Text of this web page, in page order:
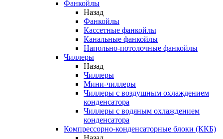
Фанкойлы
Назад
Фанкойлы
Кассетные фанкойлы
Канальные фанкойлы
Напольно-потолочные фанкойлы
Чиллеры
Назад
Чиллеры
Мини-чиллеры
Чиллеры с воздушным охлаждением
конденсатора
Чиллеры с водяным охлаждением
конденсатора
Компрессорно-конденсаторные блоки (ККБ)